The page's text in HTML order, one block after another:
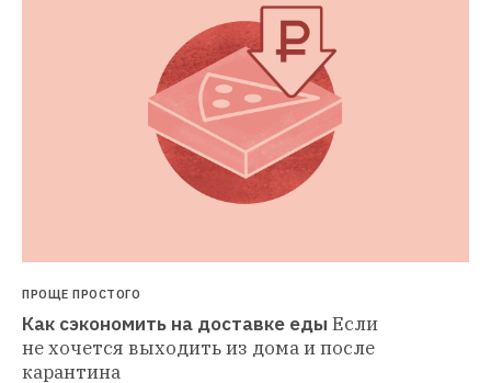
ПРОЩЕ ПРОСТОГО
Как сэкономить на доставке еды Если
не хочется выходить из дома и после
карантина